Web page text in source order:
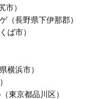
市）
（長野県下伊那郡）
ば市）
横浜市）
東京都品川区）